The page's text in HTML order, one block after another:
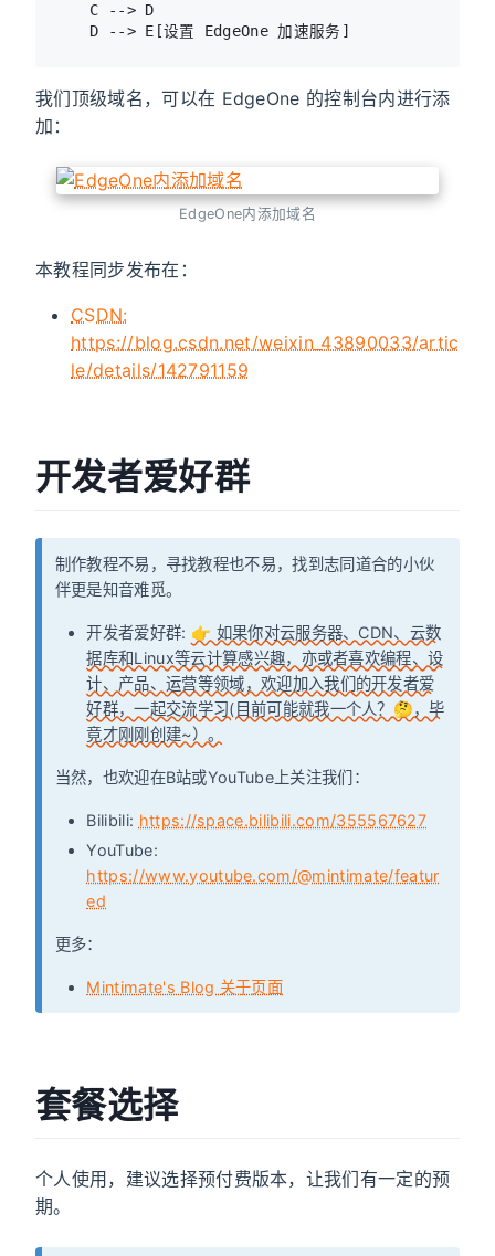
    C --> D
我们顶级域名，可以在 EdgeOne 的控制台内进行添
加：
EdgeOne内添加域名
本教程同步发布在：
CSDN:
https://blog.csdn.net/weixin_43890033/artic
le/details/142791159
开发者爱好群
制作教程不易，寻找教程也不易，找到志同道合的小伙
伴更是知音难觅。
开发者爱好群: 👉 如果你对云服务器、CDN、云数
据库和Linux等云计算感兴趣，亦或者喜欢编程、设
计、产品、运营等领域，欢迎加入我们的开发者爱
好群，一起交流学习(目前可能就我一个人？🤔，毕
竟才刚刚创建~）。
当然，也欢迎在B站或YouTube上关注我们：
Bilibili: https://space.bilibili.com/355567627
YouTube:
https://www.youtube.com/@mintimate/featur
ed
更多：
Mintimate's Blog 关于页面
套餐选择
个人使用，建议选择预付费版本，让我们有一定的预
期。